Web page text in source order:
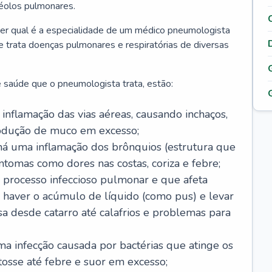
pulmonares.
qual é a especialidade de um médico pneumologista
trata doenças pulmonares e respiratórias de diversas
que o pneumologista trata, estão:
das vias aéreas, causando inchaços,
de muco em excesso;
uma inflamação dos brônquios (estrutura que
como dores nas costas, coriza e febre;
infeccioso pulmonar e que afeta
haver o acúmulo de líquido (como pus) e levar
desde catarro até calafrios e problemas para
infecção causada por bactérias que atinge os
até febre e suor em excesso;